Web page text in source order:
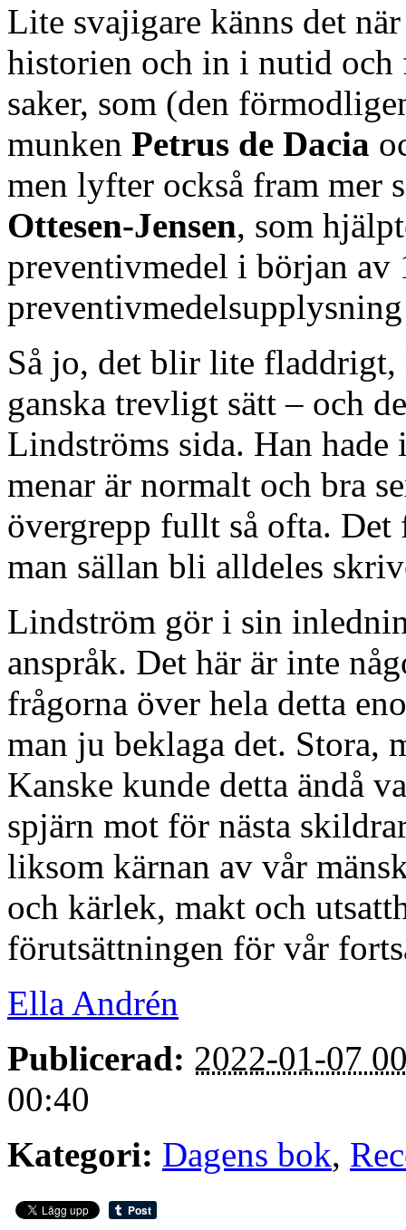
Lite svajigare känns det
historien och in i nutid och
saker, som (den
munken Petrus de Dacia
men lyfter också fram mer
Ottesen-Jensen, som
preventivmedel i början av
Så jo, det blir lite fladdrigt,
ganska trevligt sätt – och
Lindströms sida. Han hade
menar är normalt och bra
övergrepp fullt så ofta. Det
man sällan bli alldeles
Lindström gör i sin
anspråk. Det här är inte
frågorna över hela detta
man ju beklaga det. Stora,
Kanske kunde detta ändå
spjärn mot för nästa
liksom kärnan av vår
och kärlek, makt och
förutsättningen för vår
Ella Andrén
Publicerad: 2022-01-07
00:40
Kategori: Dagens bok,